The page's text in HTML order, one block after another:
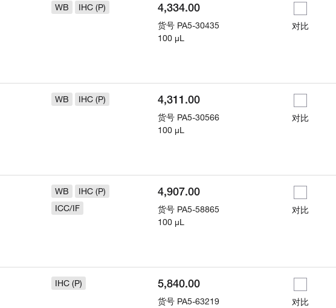
WB IHC (P) 4,334.00
货号 PA5-30435
100 µL
对比
WB IHC (P) 4,311.00
货号 PA5-30566
100 µL
对比
WB
IHC (P)
ICC/IF
4,907.00
货号 PA5-58865
100 µL
对比
IHC (P) 5,840.00
货号 PA5-63219
对比